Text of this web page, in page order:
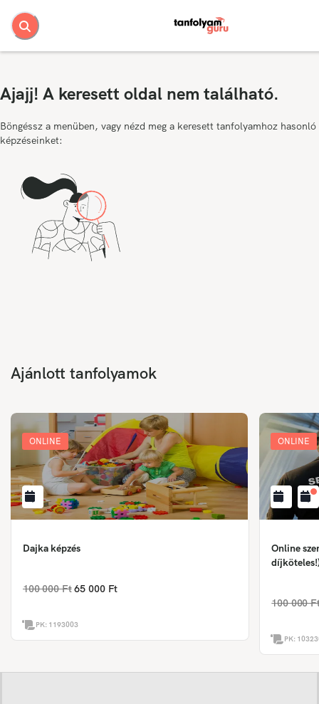
Ajajj! A keresett oldal nem található.
Böngéssz a menüben, vagy nézd meg a keresett tanfolyamhoz hasonló
képzéseinket:
Ajánlott tanfolyamok
ONLINE
Dajka képzés
100 000 Ft 65 000 Ft
PK: 1193003
ONLINE
Online
100 000
PK: